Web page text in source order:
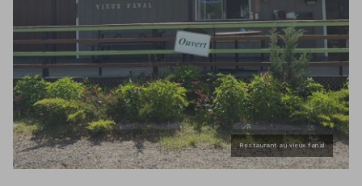
Restaurant au vieux fanal